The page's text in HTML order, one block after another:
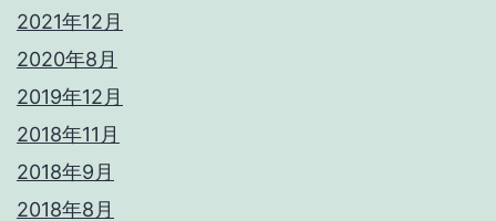
2021年12月
2020年8月
2019年12月
2018年11月
2018年9月
2018年8月